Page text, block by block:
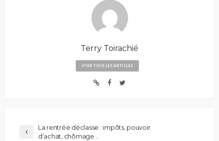
Terry Toirachié
VOIR TOUS LES ARTICLES
La rentrée déclasse : impôts, pouvoir
d’achat, chômage…